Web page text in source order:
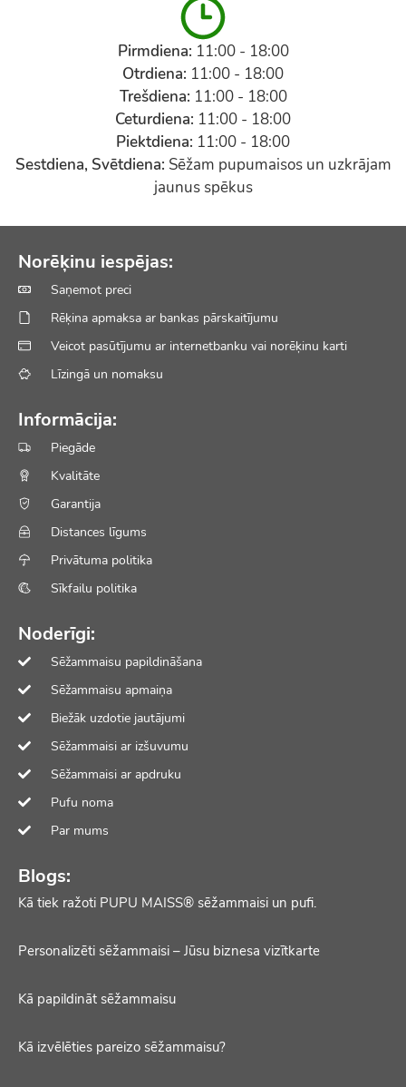
Pirmdiena: 11:00 - 18:00
Otrdiena: 11:00 - 18:00
Trešdiena: 11:00 - 18:00
Ceturdiena: 11:00 - 18:00
Piektdiena: 11:00 - 18:00
Sestdiena, Svētdiena: Sēžam pupumaisos un uzkrājam
jaunus spēkus
Norēķinu iespējas:
Saņemot preci
Rēķina apmaksa ar bankas pārskaitījumu
Veicot pasūtījumu ar internetbanku vai norēķinu karti
Līzingā un nomaksu
Informācija:
Piegāde
Kvalitāte
Garantija
Distances līgums
Privātuma politika
Sīkfailu politika
Noderīgi:
Sēžammaisu papildināšana
Sēžammaisu apmaiņa
Biežāk uzdotie jautājumi
Sēžammaisi ar izšuvumu
Sēžammaisi ar apdruku
Pufu noma
Par mums
Blogs:
Kā tiek ražoti PUPU MAISS® sēžammaisi un pufi.
Personalizēti sēžammaisi – Jūsu biznesa vizītkarte
Kā papildināt sēžammaisu
Kā izvēlēties pareizo sēžammaisu?